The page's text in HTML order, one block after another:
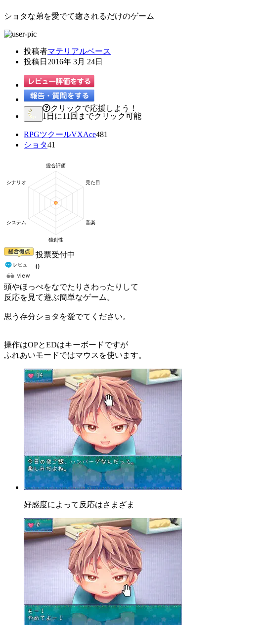
ショタな弟を愛でて癒されるだけのゲーム
投稿者マテリアルベース
投稿日 2016年 3月 24日
クリックで応援しよう！
1日に11回までクリック可能
RPGツクールVXAce481
ショタ41
投票受付中
0
頭やほっぺをなでたりさわったりして
反応を見て遊ぶ簡単なゲーム。
思う存分ショタを愛でてください。
操作はOPとEDはキーボードですが
ふれあいモードではマウスを使います。
好感度によって反応はさまざま